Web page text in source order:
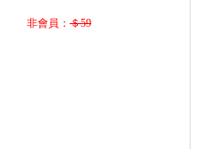
非會員：＄59